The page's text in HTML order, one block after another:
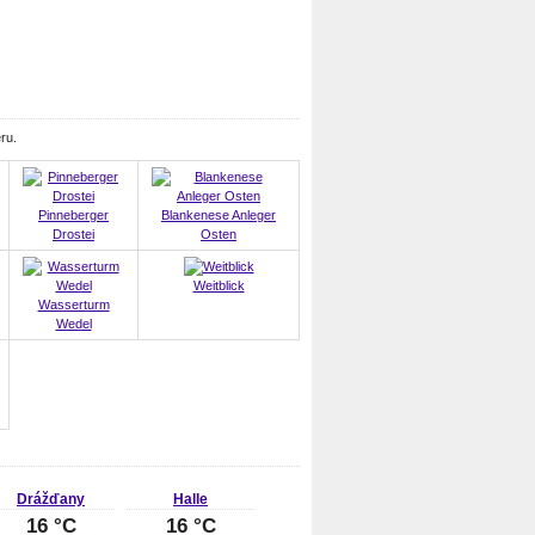
Pinneberger
Drostei
Blankenese Anleger
Osten
Wasserturm
Wedel
Weitblick
Drážďany
16 °C
Halle
16 °C